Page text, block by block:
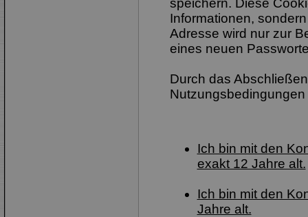
speichern. Diese
Informationen,
Adresse wird nur zur
eines neuen
Durch das
Nutzungsbedingungen
Ich bin mit den
exakt 12 Jahre alt.
Ich bin mit den
Jahre alt.